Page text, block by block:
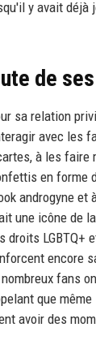
y avait déjà
de
sa relation
avec les
à les faire
en forme
androgyne et
une icône de
droits LGBTQ+
encore
fans
que
avoir des